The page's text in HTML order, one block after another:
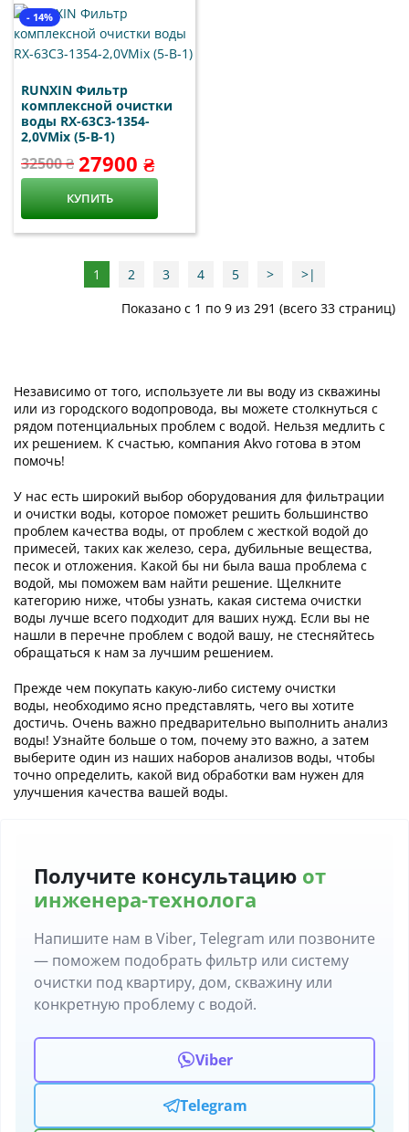
RUNXIN Фильтр
комплексной очистки
воды RX-63С3-1354-
2,0VMix (5-В-1)
32500 ₴ 27900 ₴
КУПИТЬ
- 14%
1 2 3 4 5 >
>|
Показано с 1 по 9 из 291 (всего 33 страниц)
Независимо от того, используете ли вы воду из скважины
или из городского водопровода, вы можете столкнуться с
рядом потенциальных проблем с водой. Нельзя медлить с
их решением. К счастью, компания Akvo готова в этом
помочь!
У нас есть широкий выбор оборудования для фильтрации
и очистки воды, которое поможет решить большинство
проблем качества воды, от проблем с жесткой водой до
примесей, таких как железо, сера, дубильные вещества,
песок и отложения. Какой бы ни была ваша проблема с
водой, мы поможем вам найти решение. Щелкните
категорию ниже, чтобы узнать, какая система очистки
воды лучше всего подходит для ваших нужд. Если вы не
нашли в перечне проблем с водой вашу, не стесняйтесь
обращаться к нам за лучшим решением.
Прежде чем покупать какую-либо систему очистки
воды, необходимо ясно представлять, чего вы хотите
достичь. Очень важно предварительно выполнить анализ
воды! Узнайте больше о том, почему это важно, а затем
выберите один из наших наборов анализов воды, чтобы
точно определить, какой вид обработки вам нужен для
улучшения качества вашей воды.
Получите консультацию от
инженера-технолога
Напишите нам в Viber, Telegram или позвоните
— поможем подобрать фильтр или систему
очистки под квартиру, дом, скважину или
конкретную проблему с водой.
Viber
Telegram